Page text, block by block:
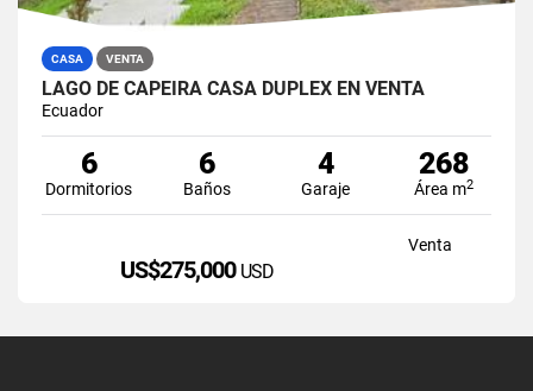
CASA VENTA
LAGO DE CAPEIRA CASA DUPLEX EN VENTA
Ecuador
6
Dormitorios
6
Baños
4
Garaje
268
Área m2
Venta
US$275,000 USD